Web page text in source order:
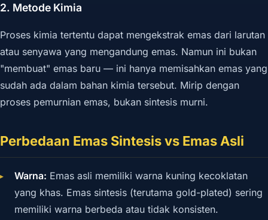
2. Metode Kimia
Proses kimia tertentu dapat mengekstrak emas dari larutan
atau senyawa yang mengandung emas. Namun ini bukan
"membuat" emas baru — ini hanya memisahkan emas yang
sudah ada dalam bahan kimia tersebut. Mirip dengan
proses pemurnian emas, bukan sintesis murni.
Perbedaan Emas Sintesis vs Emas Asli
Warna: Emas asli memiliki warna kuning kecoklatan
yang khas. Emas sintesis (terutama gold-plated) sering
memiliki warna berbeda atau tidak konsisten.